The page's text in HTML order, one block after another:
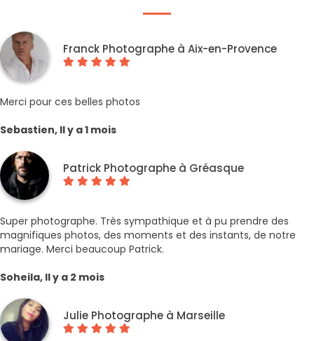
Franck Photographe à Aix-en-Provence
Merci pour ces belles photos
Sebastien, Il y a 1 mois
Patrick Photographe à Gréasque
Super photographe. Très sympathique et à pu prendre des
magnifiques photos, des moments et des instants, de notre
mariage. Merci beaucoup Patrick.
Soheila, Il y a 2 mois
Julie Photographe à Marseille